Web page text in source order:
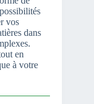
vos
dans
en
à votre